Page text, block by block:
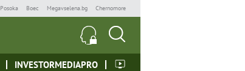
Posoka Boec Megavselena.bg Chernomore
INVESTORMEDIAPRO